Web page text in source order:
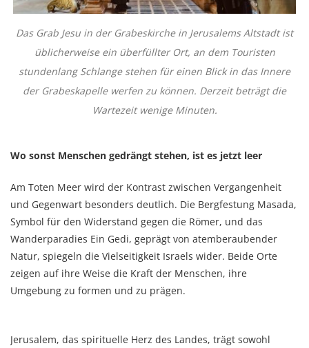
Das Grab Jesu in der Grabeskirche in Jerusalems Altstadt ist
üblicherweise ein überfüllter Ort, an dem Touristen
stundenlang Schlange stehen für einen Blick in das Innere
der Grabeskapelle werfen zu können. Derzeit beträgt die
Wartezeit wenige Minuten.
Wo sonst Menschen gedrängt stehen, ist es jetzt leer
Am Toten Meer wird der Kontrast zwischen Vergangenheit
und Gegenwart besonders deutlich. Die Bergfestung Masada,
Symbol für den Widerstand gegen die Römer, und das
Wanderparadies Ein Gedi, geprägt von atemberaubender
Natur, spiegeln die Vielseitigkeit Israels wider. Beide Orte
zeigen auf ihre Weise die Kraft der Menschen, ihre
Umgebung zu formen und zu prägen.
Jerusalem, das spirituelle Herz des Landes, trägt sowohl